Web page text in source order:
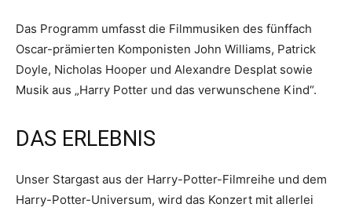
Das Programm umfasst die Filmmusiken des fünffach
Oscar-prämierten Komponisten John Williams, Patrick
Doyle, Nicholas Hooper und Alexandre Desplat sowie
Musik aus „Harry Potter und das verwunschene Kind“.
DAS ERLEBNIS
Unser Stargast aus der Harry-Potter-Filmreihe und dem
Harry-Potter-Universum, wird das Konzert mit allerlei